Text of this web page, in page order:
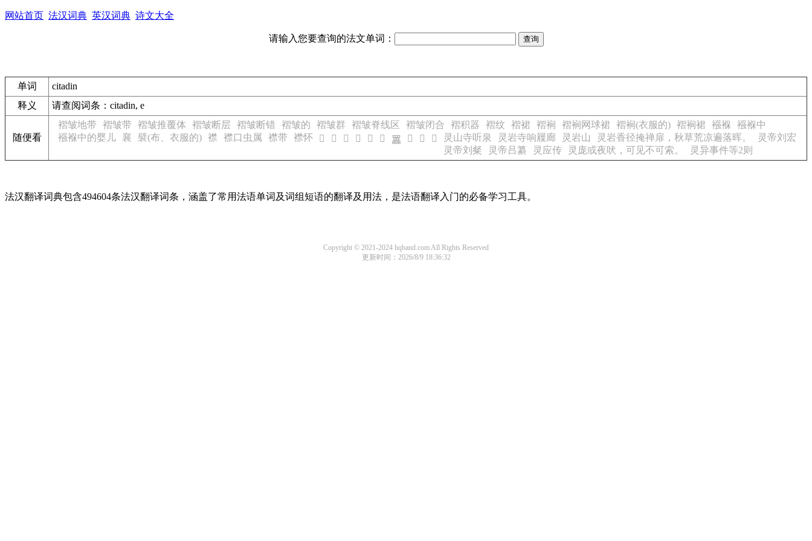
网站首页 法汉词典 英汉词典 诗文大全
请输入您要查询的法文单词：
单词
citadin
释义
请查阅词条：citadin, e
随便看
褶皱地带 褶皱带 褶皱推覆体 褶皱断层 褶皱断错 褶皱的 褶皱群 褶皱脊线区 褶皱闭合 褶积器 褶纹 褶裙 褶裥 褶裥网球裙 褶裥(衣服的) 褶裥裙 襁褓
襁褓中
襁褓中的婴儿
襄 襞(布、衣服的) 襟 襟口虫属 襟带 襟怀 𦌕 𦌡 𦌢 𦌩 𦌪 𦌬 𦌵 𦌸 𦌺 𦍀 灵山寺听泉 灵岩寺响屧廊 灵岩山 灵岩香径掩禅扉，秋草荒凉遍落晖。
灵帝刘宏
灵帝刘粲
灵帝吕纂 灵应传 灵庞或夜吠，可见不可索。 灵异事件等2则
法汉翻译词典包含494604条法汉翻译词条，涵盖了常用法语单词及词组短语的翻译及用法，是法语翻译入门的必备学习工具。
Copyright © 2021-2024 hqband.com All Rights Reserved
更新时间：2026/8/9 18:36:32